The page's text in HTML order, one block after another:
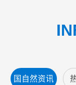
国自然资讯